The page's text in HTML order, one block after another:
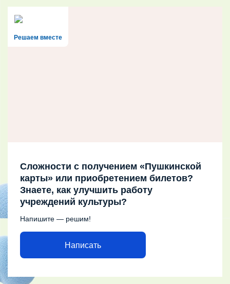
Решаем вместе
Сложности с получением «Пушкинской
карты» или приобретением билетов?
Знаете, как улучшить работу
учреждений культуры?
Напишите — решим!
Написать